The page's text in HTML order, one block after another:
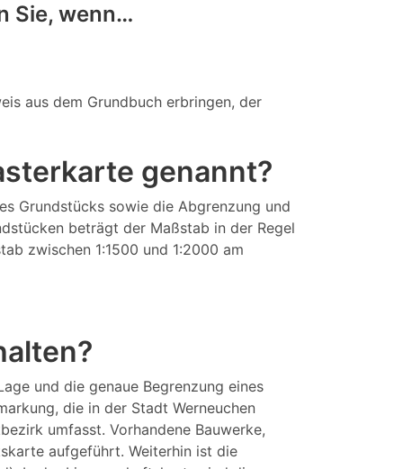
Sie, wenn…
aus dem Grundbuch erbringen, der
genannt?
Grundstücks sowie die Abgrenzung und
beträgt der Maßstab in der Regel
zwischen 1:1500 und 1:2000 am
und die genaue Begrenzung eines
die in der Stadt Werneuchen
umfasst. Vorhandene Bauwerke,
aufgeführt. Weiterhin ist die